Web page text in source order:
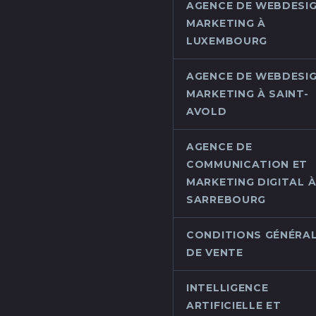
AGENCE DE
MARKETING À
LUXEMBOURG
AGENCE DE
MARKETING À SAINT-
AVOLD
AGENCE DE
COMMUNICATION ET
MARKETING DIGITAL À
SARREBOURG
CONDITIONS
DE VENTE
INTELLIGENCE
ARTIFICIELLE ET